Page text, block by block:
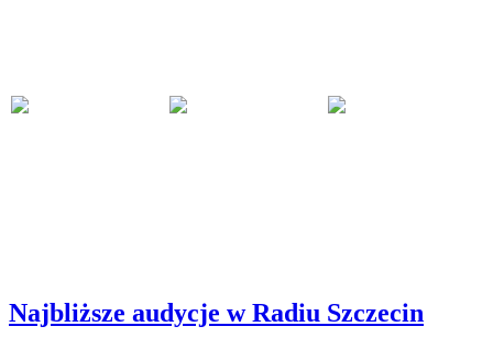
Najbliższe audycje w Radiu Szczecin